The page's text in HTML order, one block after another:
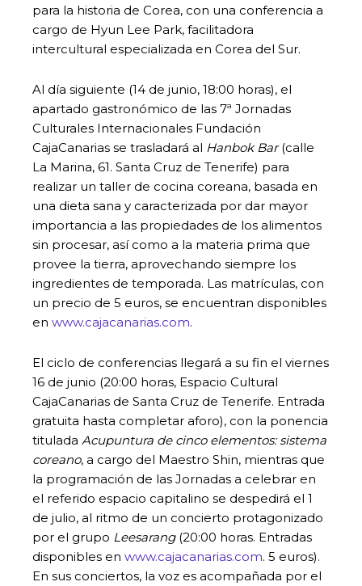
para la historia de Corea, con una conferencia a
cargo de Hyun Lee Park, facilitadora
intercultural especializada en Corea del Sur.
Al día siguiente (14 de junio, 18:00 horas), el
apartado gastronómico de las 7ª Jornadas
Culturales Internacionales Fundación
CajaCanarias se trasladará al Hanbok Bar(calle
La Marina, 61. Santa Cruz de Tenerife) para
realizar un taller de cocina coreana, basada en
una dieta sana y caracterizada por dar mayor
importancia a las propiedades de los alimentos
sin procesar, así como a la materia prima que
provee la tierra, aprovechando siempre los
ingredientes de temporada. Las matrículas, con
un precio de 5 euros, se encuentran disponibles
en www.cajacanarias.com.
El ciclo de conferencias llegará a su fin el viernes
16 de junio (20:00 horas, Espacio Cultural
CajaCanarias de Santa Cruz de Tenerife. Entrada
gratuita hasta completar aforo), con la ponencia
titulada Acupuntura de cinco elementos: sistema
coreano, a cargo del Maestro Shin, mientras que
la programación de las Jornadas a celebrar en
el referido espacio capitalino se despedirá el 1
de julio, al ritmo de un concierto protagonizado
por el grupo Leesarang (20:00 horas. Entradas
disponibles en www.cajacanarias.com. 5 euros).
En sus conciertos, la voz es acompañada por el